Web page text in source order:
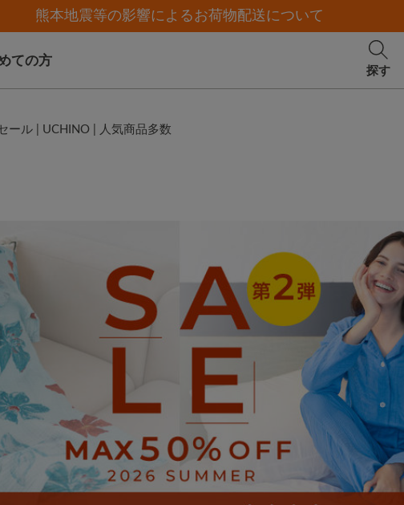
【クリアランスセール】人気パジャマが追加！
夏季休業（お電話）のお知らせ
熊本地震等の影響によるお荷物配送について
【クリアランスセール】人気パジャマが追加！
夏季休業（お電話）のお知らせ
ての方
探す
ール | UCHINO | 人気商品多数